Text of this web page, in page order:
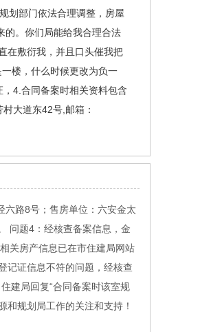
划部门依法合理调整，房屋
的。你们局能给我合理合法
在敷衍我，并且口头催我把
楼，什么时候更改为负一
4.合同备案时相关资料包含
大道东42号,邮箱：
六路8号；售房单位：六安金太
问题4：经核查备案信息，金
关房产信息已在市住建局网站
记证信息不符的问题，经核查
建局回复“合同备案时该室规
规划局工作的关注和支持！